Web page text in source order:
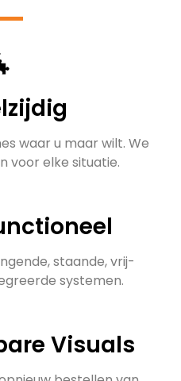
waar u maar wilt. We
voor elke situatie.
staande, vrij-
systemen.
Visuals